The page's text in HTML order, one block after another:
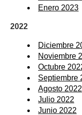
Enero 2023
2022
Diciembre
Noviembre
Octubre
Septiembre
Agosto 2022
Julio 2022
Junio 2022